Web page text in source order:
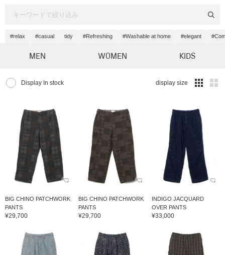
#relax #casual tidy #Refreshing #Washable at home #elegant
MEN WOMEN KIDS
Display In stock display size
BIG CHINO PATCHWORK
PANTS
¥29,700
BIG CHINO PATCHWORK
PANTS
¥29,700
INDIGO JACQUARD
OVER PANTS
¥33,000